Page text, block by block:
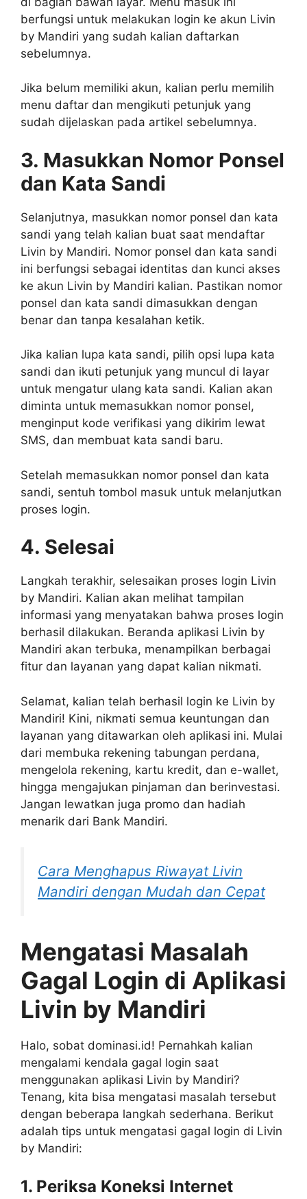
berfungsi untuk melakukan login ke akun Livin
by Mandiri yang sudah kalian daftarkan
sebelumnya.
Jika belum memiliki akun, kalian perlu memilih
menu daftar dan mengikuti petunjuk yang
sudah dijelaskan pada artikel sebelumnya.
3. Masukkan Nomor Ponsel
dan Kata Sandi
Selanjutnya, masukkan nomor ponsel dan kata
sandi yang telah kalian buat saat mendaftar
Livin by Mandiri. Nomor ponsel dan kata sandi
ini berfungsi sebagai identitas dan kunci akses
ke akun Livin by Mandiri kalian. Pastikan nomor
ponsel dan kata sandi dimasukkan dengan
benar dan tanpa kesalahan ketik.
Jika kalian lupa kata sandi, pilih opsi lupa kata
sandi dan ikuti petunjuk yang muncul di layar
untuk mengatur ulang kata sandi. Kalian akan
diminta untuk memasukkan nomor ponsel,
menginput kode verifikasi yang dikirim lewat
SMS, dan membuat kata sandi baru.
Setelah memasukkan nomor ponsel dan kata
sandi, sentuh tombol masuk untuk melanjutkan
proses login.
4. Selesai
Langkah terakhir, selesaikan proses login Livin
by Mandiri. Kalian akan melihat tampilan
informasi yang menyatakan bahwa proses login
berhasil dilakukan. Beranda aplikasi Livin by
Mandiri akan terbuka, menampilkan berbagai
fitur dan layanan yang dapat kalian nikmati.
Selamat, kalian telah berhasil login ke Livin by
Mandiri! Kini, nikmati semua keuntungan dan
layanan yang ditawarkan oleh aplikasi ini. Mulai
dari membuka rekening tabungan perdana,
mengelola rekening, kartu kredit, dan e-wallet,
hingga mengajukan pinjaman dan berinvestasi.
Jangan lewatkan juga promo dan hadiah
menarik dari Bank Mandiri.
Cara Menghapus Riwayat Livin
Mandiri dengan Mudah dan Cepat
Mengatasi Masalah
Gagal Login di Aplikasi
Livin by Mandiri
Halo, sobat dominasi.id! Pernahkah kalian
mengalami kendala gagal login saat
menggunakan aplikasi Livin by Mandiri?
Tenang, kita bisa mengatasi masalah tersebut
dengan beberapa langkah sederhana. Berikut
adalah tips untuk mengatasi gagal login di Livin
by Mandiri:
1. Periksa Koneksi Internet